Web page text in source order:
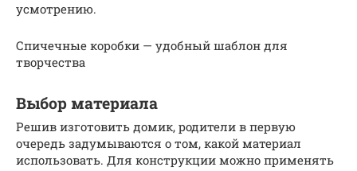
усмотрению.
Спичечные коробки — удобный шаблон для
творчества
Выбор материала
Решив изготовить домик, родители в первую
очередь задумываются о том, какой материал
использовать. Для конструкции можно применять